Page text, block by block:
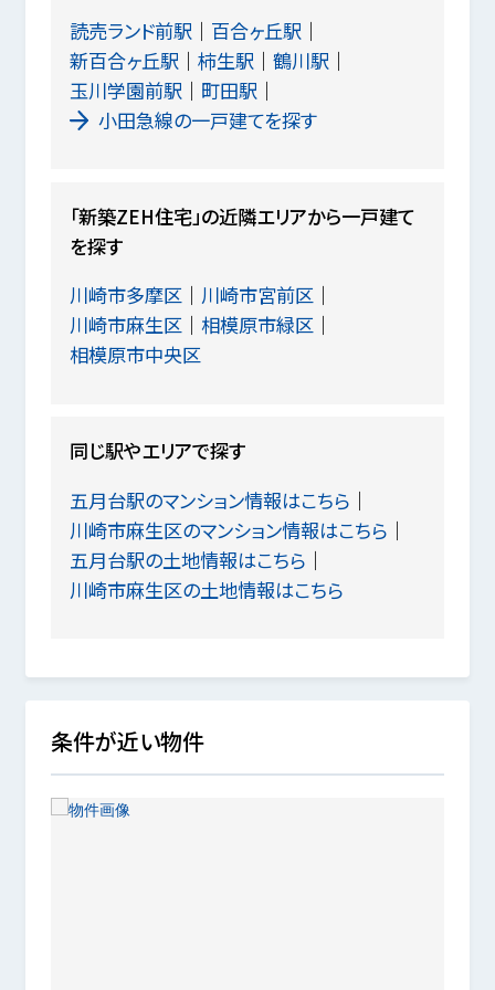
読売ランド前駅
百合ヶ丘駅
新百合ヶ丘駅
柿生駅
鶴川駅
玉川学園前駅
町田駅
小田急線の一戸建てを探す
「新築ZEH住宅」の近隣エリアから一戸建て
を探す
川崎市多摩区
川崎市宮前区
川崎市麻生区
相模原市緑区
相模原市中央区
同じ駅やエリアで探す
五月台駅のマンション情報はこちら
川崎市麻生区のマンション情報はこちら
五月台駅の土地情報はこちら
川崎市麻生区の土地情報はこちら
条件が近い物件